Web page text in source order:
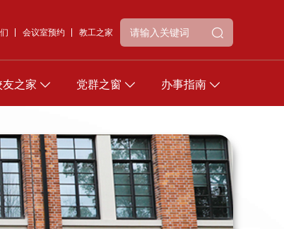
会议室预约 教工之家
友之家 党群之窗 办事指南